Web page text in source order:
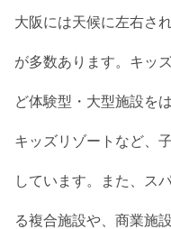
大阪には天候に左右さ
が多数あります。キッ
ど体験型・大型施設を
キッズリゾートなど、
しています。また、ス
る複合施設や、商業施